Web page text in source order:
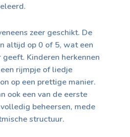
zeer geschikt. De
altijd op 0 of 5, wat een
Kinderen herkennen
rijmpje of liedje
op een prettige manier.
ook een van de eerste
beheersen, mede
structuur.